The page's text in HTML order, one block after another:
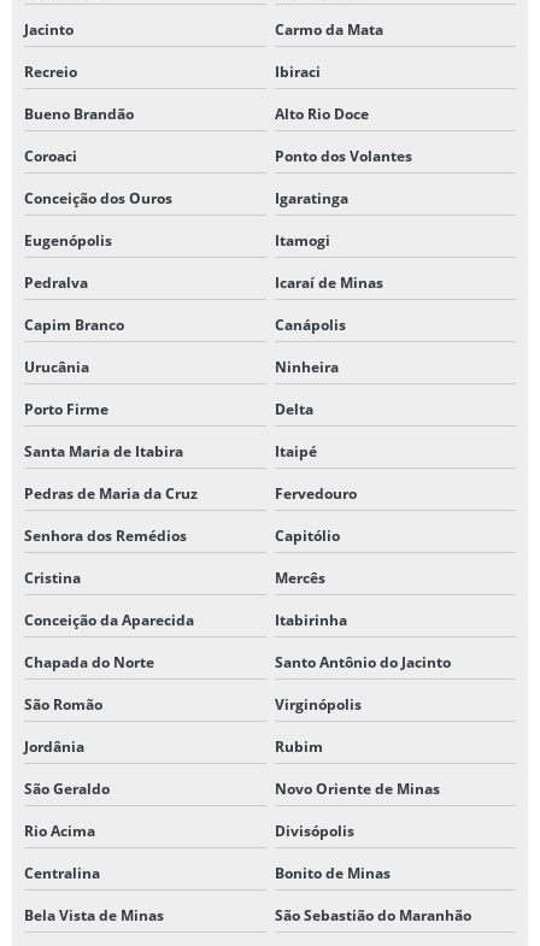
Jacinto Carmo da Mata
Recreio Ibiraci
Bueno Brandão Alto Rio Doce
Coroaci Ponto dos Volantes
Conceição dos Ouros Igaratinga
Eugenópolis Itamogi
Pedralva Icaraí de Minas
Capim Branco Canápolis
Urucânia Ninheira
Porto Firme Delta
Santa Maria de Itabira Itaipé
Pedras de Maria da Cruz Fervedouro
Senhora dos Remédios Capitólio
Cristina Mercês
Conceição da Aparecida Itabirinha
Chapada do Norte Santo Antônio do Jacinto
São Romão Virginópolis
Jordânia Rubim
São Geraldo Novo Oriente de Minas
Rio Acima Divisópolis
Centralina Bonito de Minas
Bela Vista de Minas São Sebastião do Maranhão